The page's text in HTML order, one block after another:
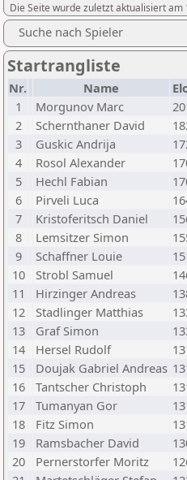
Die Seite wurde zuletzt aktualisiert
Suche nach Spieler
Startrangliste
Nr. Name
1
Morgunov Marc
2
Schernthaner David
3
Guskic Andrija
4
Rosol Alexander
5
Hechl Fabian
6
Pirveli Luca
7
Kristoferitsch Daniel
8
Lemsitzer Simon
9
Schaffner Louie
10
Strobl Samuel
11
Hirzinger Andreas
12
Stadlinger Matthias
13
Graf Simon
14
Hersel Rudolf
15
Doujak Gabriel Andreas
16
Tantscher Christoph
17
Tumanyan Gor
18
Fitz Simon
19
Ramsbacher David
20
Pernerstorfer Moritz